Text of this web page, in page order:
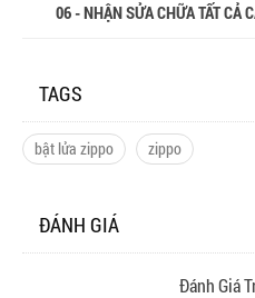
06 - NHẬN SỬA CHỮA TẤT CẢ
TAGS
bật lửa zippo zippo
ĐÁNH GIÁ
Đánh Giá